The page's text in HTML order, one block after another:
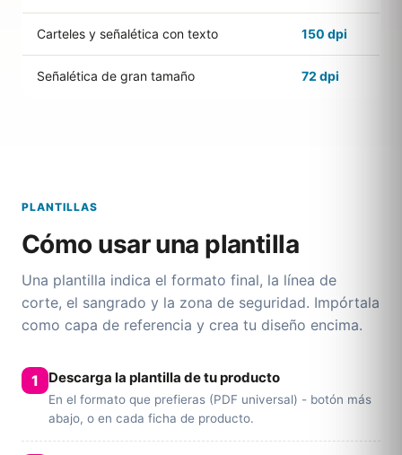
Carteles y señalética con texto 150 dpi
Señalética de gran tamaño 72 dpi
PLANTILLAS
Cómo usar una plantilla
Una plantilla indica el formato final, la línea de
corte, el sangrado y la zona de seguridad. Impórtala
como capa de referencia y crea tu diseño encima.
Descarga la plantilla de tu producto
En el formato que prefieras (PDF universal) - botón más
abajo, o en cada ficha de producto.